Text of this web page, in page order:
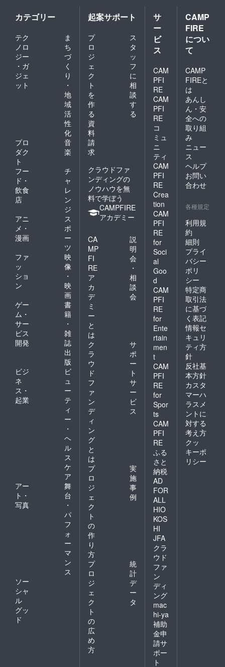
メール
が届き
ます♪
「食
フェス
予約希
望」と
メッ
セージ
をお送
さい。
担当ス
タッフ
が返信
いたし
ます。
★募集
期間終
了直
後、主
催者か
らのご
案内
メール
が届き
ます♪
カテゴリー
テク
ノロ
ジー
・ガ
ジェ
ット
ま
ち
づ
く
り
・
地
域
活
性
化
プロ
ダク
ト
音
楽
フー
ド・
飲食
店
チ
ャ
レ
ン
ジ
アニ
メ・
漫画
ス
ポ
ー
ツ
ファ
ッ
ショ
ン
映
像
・
映
画
ゲー
ム・
サー
ビス
開発
書
籍
・
雑
誌
出
版
ビジ
ネ
ス・
起業
ビ
ュ
ー
テ
ィ
ー
・
ヘ
ル
ス
ケ
ア
アー
ト・
写真
舞
台
・
パ
フ
ォ
ー
マ
ン
ス
ソー
シャ
ル
グッ
ド
起案サポート
プ
ロ
ジ
ェ
ク
ト
を
作
る
ス
タ
ッ
フ
に
相
談
す
る
資
料
請
求
クラウドファ
ンディングの
ノウハウを無
料で学ぼう
CAMPFIRE
アカデミー
CA
MP
FI
RE
ア
カ
デ
ミ
ー
と
は
説
明
会
・
相
談
会
ク
ラ
ウ
ド
フ
ァ
ン
デ
ィ
ン
グ
と
は
サ
ポ
ー
ト
サ
ー
ビ
ス
プ
ロ
ジ
ェ
ク
ト
の
作
り
方
実
施
事
例
プ
ロ
ジ
ェ
ク
ト
の
広
め
方
統
計
デ
ー
タ
サ
ー
ビ
ス
CAM
PFI
RE
CAM
PFI
RE
コ
ミュ
ニ
ティ
CAM
PFI
RE
Crea
tion
CAM
PFI
RE
for
Soci
al
Goo
d
CAM
PFI
RE
for
Ente
rtain
men
t
CAM
PFI
RE
for
Spor
ts
CAM
PFI
RE
ふる
さと
納税
AD
FOR
ALL
HIO
KOS
HI
JFA
クラ
ウド
ファ
ン
ディ
ング
mac
hi-ya
補助
金申
請サ
ポー
ト
CAMP
FIRE
につい
て
CAMP
FIREと
は
あんし
ん・安
全への
取り組
み
ニュー
ス
ヘルプ
お問い
合わせ
各種規定
利用規
約
細則
プライ
バシー
ポリ
シー
特定商
取引法
に基づ
く表記
情報セ
キュリ
ティ方
針
反社基
本方針
カスタ
マーハ
ラスメ
ントに
対する
考え方
クッ
キーポ
リシー